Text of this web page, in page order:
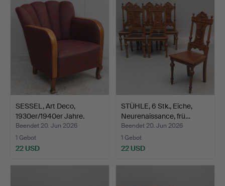
SESSEL, Art Deco,
1930er/1940er Jahre.
Beendet 20. Jun 2026
1 Gebot
22 USD
STÜHLE, 6 Stk., Eiche,
Neurenaissance, frü…
Beendet 20. Jun 2026
1 Gebot
22 USD